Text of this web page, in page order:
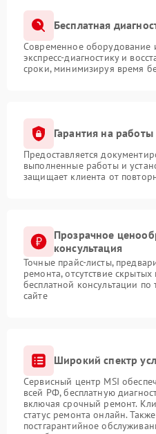
Бесплатная
Современное оборудование
экспресс-диагностику и
сроки, минимизируя время
Гарантия на работы
Предоставляется
выполненные работы и
защищает клиента от
Прозрачное
консультация
Точные прайс-листы,
ремонта, отсутствие
бесплатной консультации
сайте
Широкий спектр
Сервисный центр MSI
всей РФ, бесплатную
включая срочный ремонт.
статус ремонта онлайн.
постгарантийное